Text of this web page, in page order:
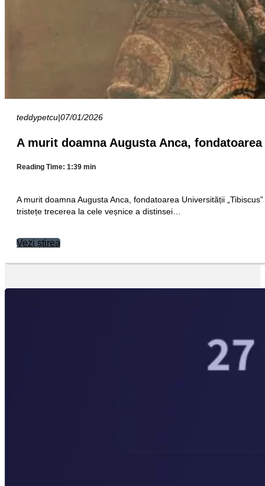
teddypetcu|07/01/2026
A murit doamna Augusta Anca,
Reading Time: 1:39 min
A murit doamna Augusta Anca, fondatoarea Universității
tristețe trecerea la cele veșnice a distinsei…
Vezi știrea